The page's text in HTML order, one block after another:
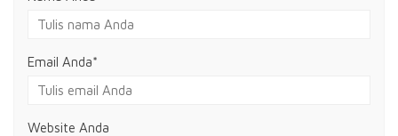
Email Anda*
Website Anda